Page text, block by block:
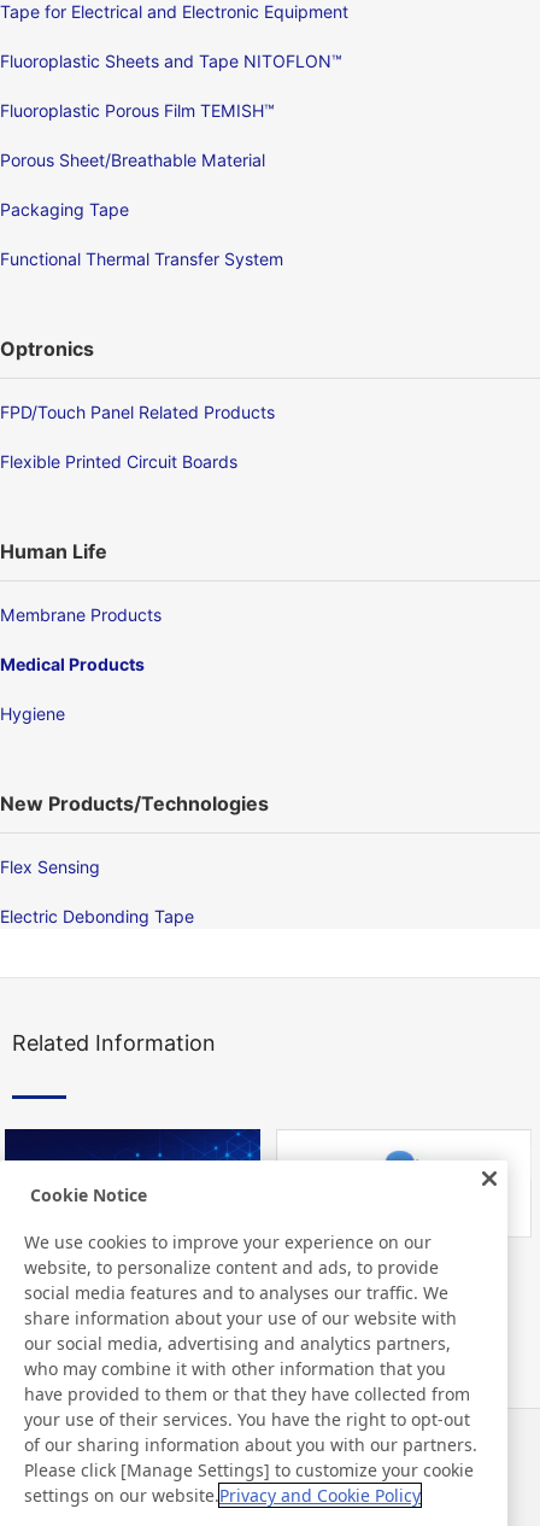
Tape for Electrical and Electronic Equipment
Fluoroplastic Sheets and Tape NITOFLON™
Fluoroplastic Porous Film TEMISH™
Porous Sheet/Breathable Material
Packaging Tape
Functional Thermal Transfer System
Optronics
FPD/Touch Panel Related Products
Flexible Printed Circuit Boards
Human Life
Membrane Products
Medical Products
Hygiene
New Products/Technologies
Flex Sensing
Electric Debonding Tape
Related Information
Nitto Library FAQ about Products
Haberler
İletişim
SSS
Cookie Notice
We use cookies to improve your experience on our
website, to personalize content and ads, to provide
social media features and to analyses our traffic. We
share information about your use of our website with
our social media, advertising and analytics partners,
who may combine it with other information that you
have provided to them or that they have collected from
your use of their services. You have the right to opt-out
of our sharing information about you with our partners.
Please click [Manage Settings] to customize your cookie
settings on our website.Privacy and Cookie Policy